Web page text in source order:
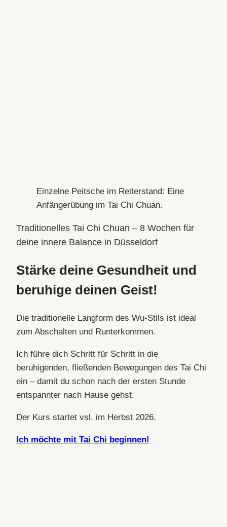
Einzelne Peitsche im Reiterstand: Eine
Anfängerübung im Tai Chi Chuan.
Traditionelles Tai Chi Chuan – 8 Wochen für
deine innere Balance in Düsseldorf
Stärke deine Gesundheit und
beruhige deinen Geist!
Die traditionelle Langform des Wu-Stils ist ideal
zum Abschalten und Runterkommen.
Ich führe dich Schritt für Schritt in die
beruhigenden, fließenden Bewegungen des Tai Chi
ein – damit du schon nach der ersten Stunde
entspannter nach Hause gehst.
Der Kurs startet vsl. im Herbst 2026.
Ich möchte mit Tai Chi beginnen!